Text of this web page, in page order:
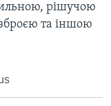
рішучою
та іншою